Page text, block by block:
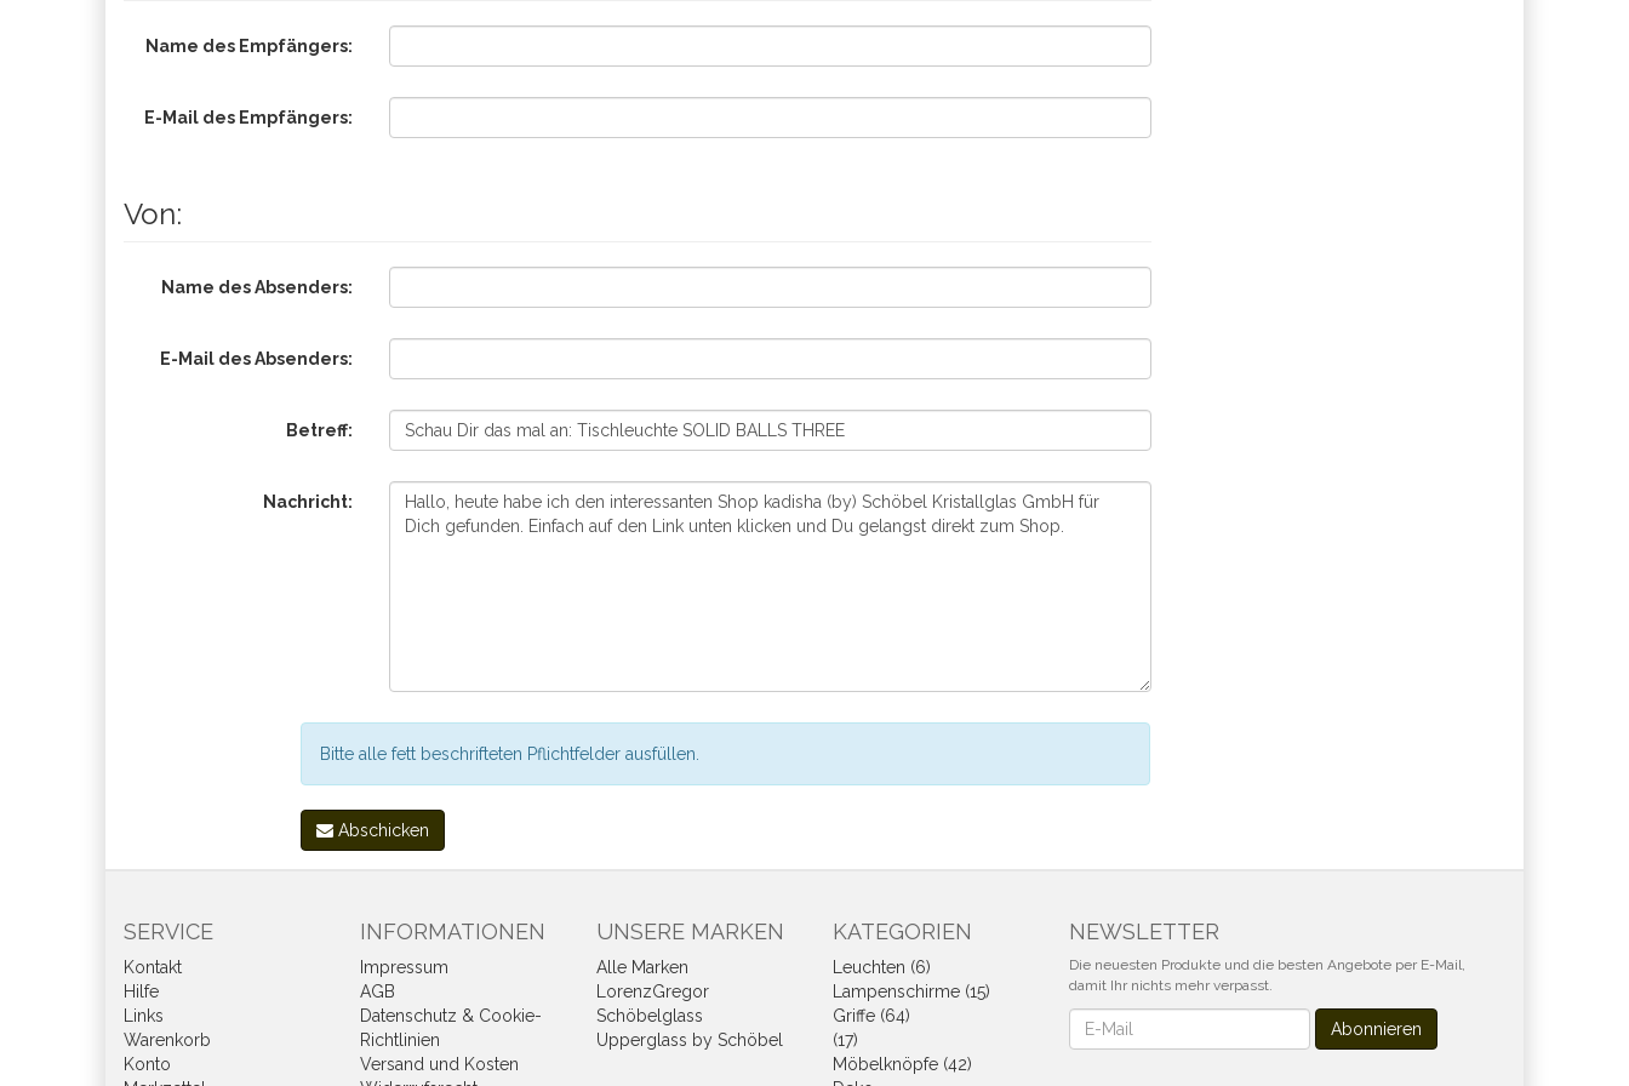
Name des Empfängers:
E-Mail des Empfängers:
Von:
Name des Absenders:
E-Mail des Absenders:
Betreff:
Nachricht:
Bitte alle fett beschrifteten Pflichtfelder ausfüllen.
Abschicken
SERVICE
Kontakt
Hilfe
Links
Warenkorb
Konto
INFORMATIONEN
Impressum
AGB
Datenschutz & Cookie-
Richtlinien
Versand und Kosten
UNSERE MARKEN
Alle Marken
LorenzGregor
Schöbelglass
Upperglass by Schöbel
KATEGORIEN
Leuchten (6)
Lampenschirme (15)
Griffe (64)
(17)
Möbelknöpfe (42)
NEWSLETTER
Die neuesten Produkte und die besten Angebote per E-Mail,
damit Ihr nichts mehr verpasst.
Newsletter Abonnieren